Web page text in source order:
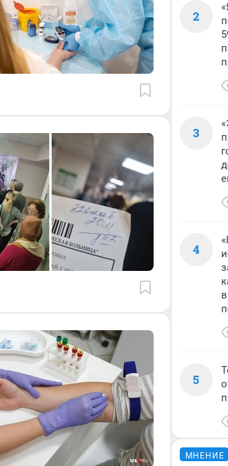
2
3
4
5
МНЕНИЕ